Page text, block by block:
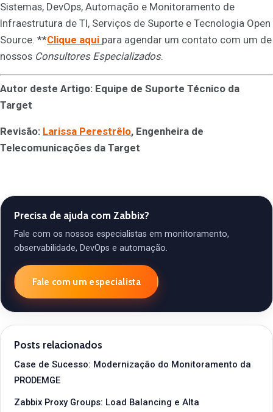
Sistemas, DevOps, Automação e Monitoramento de
Infraestrutura de TI, Serviços de Suporte e Tecnologia Open
Source. **Clique aqui para agendar um contato com um de
nossos Consultores Especializados.
Autor deste Artigo: Equipe de Suporte Técnico da
Target
Revisão: Larissa Perestrêlo, Engenheira de
Telecomunicações da Target
Precisa de ajuda com Zabbix?
Fale com os nossos especialistas em monitoramento,
observabilidade, DevOps e automação.
Fale com um especialista
Posts relacionados
Case de Sucesso: Modernização do Monitoramento da
PRODEMGE
Zabbix Proxy Groups: Load Balancing e Alta